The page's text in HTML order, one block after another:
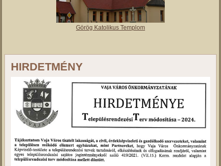
Görög Katolikus Templom
HIRDETMÉNY